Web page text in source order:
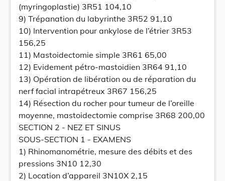
(myringoplastie) 3R51 104,10
9) Trépanation du labyrinthe 3R52 91,10
10) Intervention pour ankylose de l’étrier 3R53
156,25
11) Mastoidectomie simple 3R61 65,00
12) Evidement pétro-mastoidien 3R64 91,10
13) Opération de libération ou de réparation du
nerf facial intrapétreux 3R67 156,25
14) Résection du rocher pour tumeur de l’oreille
moyenne, mastoidectomie comprise 3R68 200,00
SECTION 2 - NEZ ET SINUS
SOUS-SECTION 1 - EXAMENS
1) Rhinomanométrie, mesure des débits et des
pressions 3N10 12,30
2) Location d’appareil 3N10X 2,15